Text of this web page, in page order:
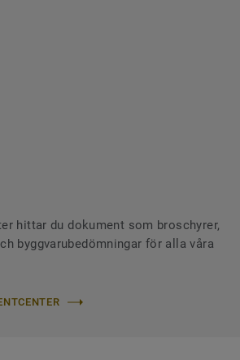
hittar du dokument som broschyrer,
byggvarubedömningar för alla våra